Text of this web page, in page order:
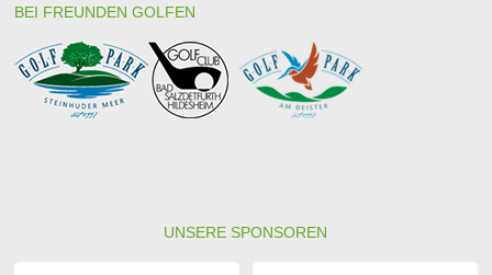
BEI FREUNDEN GOLFEN
UNSERE SPONSOREN